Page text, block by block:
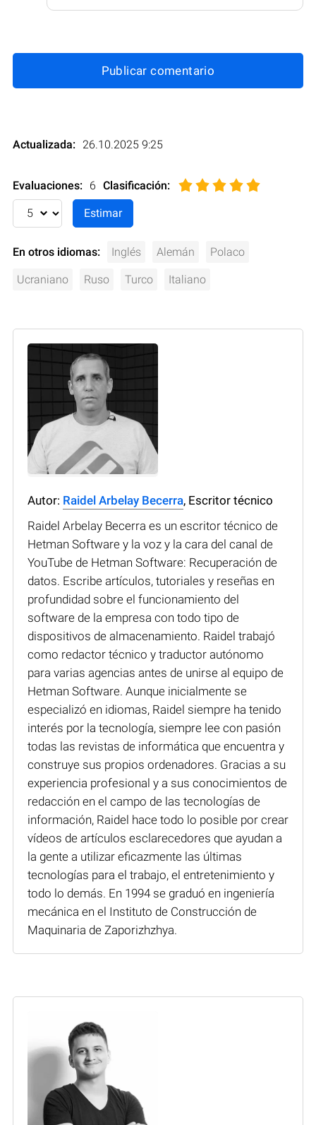
Publicar comentario
Actualizada: 26.10.2025 9:25
Evaluaciones: 6 Clasificación:
En otros idiomas: Inglés Alemán Polaco
Ucraniano Ruso Turco Italiano
Autor: Raidel Arbelay Becerra, Escritor técnico
Raidel Arbelay Becerra es un escritor técnico de
Hetman Software y la voz y la cara del canal de
YouTube de Hetman Software: Recuperación de
datos. Escribe artículos, tutoriales y reseñas en
profundidad sobre el funcionamiento del
software de la empresa con todo tipo de
dispositivos de almacenamiento. Raidel trabajó
como redactor técnico y traductor autónomo
para varias agencias antes de unirse al equipo de
Hetman Software. Aunque inicialmente se
especializó en idiomas, Raidel siempre ha tenido
interés por la tecnología, siempre lee con pasión
todas las revistas de informática que encuentra y
construye sus propios ordenadores. Gracias a su
experiencia profesional y a sus conocimientos de
redacción en el campo de las tecnologías de
información, Raidel hace todo lo posible por crear
vídeos de artículos esclarecedores que ayudan a
la gente a utilizar eficazmente las últimas
tecnologías para el trabajo, el entretenimiento y
todo lo demás. En 1994 se graduó en ingeniería
mecánica en el Instituto de Construcción de
Maquinaria de Zaporizhzhya.